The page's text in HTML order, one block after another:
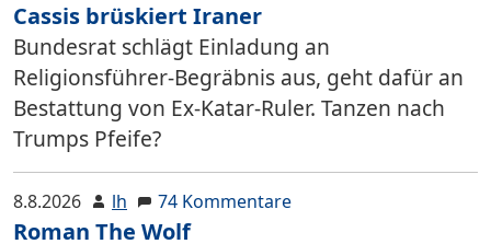
Cassis brüskiert Iraner
Bundesrat schlägt Einladung an
Religionsführer-Begräbnis aus, geht dafür an
Bestattung von Ex-Katar-Ruler. Tanzen nach
Trumps Pfeife?
8.8.2026 lh 74 Kommentare
Roman The Wolf